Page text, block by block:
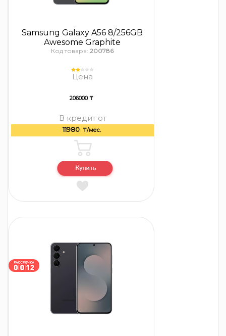
Samsung Galaxy A56 8/256GB
Awesome Graphite
Код товара: 200786
Цена
206000 ₸
В кредит от
11980 ₸/мес.